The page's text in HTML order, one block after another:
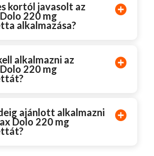
kortól javasolt az
220 mg
alkalmazása?
alkalmazni az
220 mg
ajánlott alkalmazni
Dolo 220 mg